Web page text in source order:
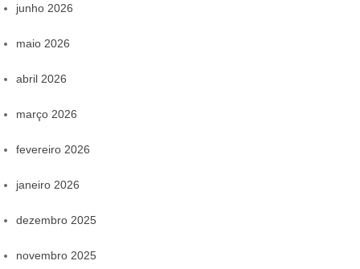
junho 2026
maio 2026
abril 2026
março 2026
fevereiro 2026
janeiro 2026
dezembro 2025
novembro 2025